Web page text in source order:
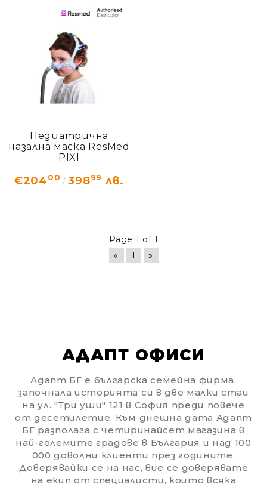
ул. Отец Паисий 5
Добрич
Ортези
Медицинско Оборудване ПОД НАЕМ
Грижа За Здравето
EUR BG
BG
Вход Регистрация
Педиатрична
назална маска ResMed
PIXI
€20400 39899 лв.
Page 1 of 1
«
1 »
АДАПТ ОФИСИ
Адапт БГ е българска семейна фирма,
започнала историята си в две малки стаи
на ул. "Три уши" 121 в София преди повече
от десетилетие. Към днешна дата Адапт
БГ разполага с четиринайсет магазина в
най-големите градове в България и над 100
000 доволни клиенти през годините.
Доверявайки се на нас, вие се доверявате
на екип от специалисти, които всяка